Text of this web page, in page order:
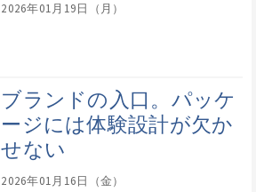
2026年01月19日（月）
ブランドの入口。パッケ
ージには体験設計が欠か
せない
2026年01月16日（金）